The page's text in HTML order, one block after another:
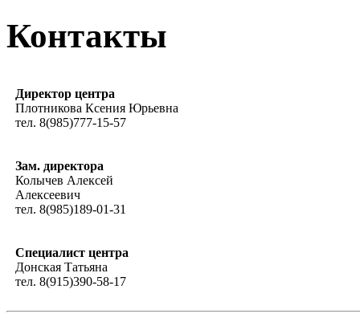
Контакты
Директор центра
Плотникова Ксения Юрьевна
тел. 8(985)777-15-57
Зам. директора
Колычев Алексей
Алексеевич
тел. 8(985)189-01-31
Специалист центра
Донская Татьяна
тел. 8(915)390-58-17